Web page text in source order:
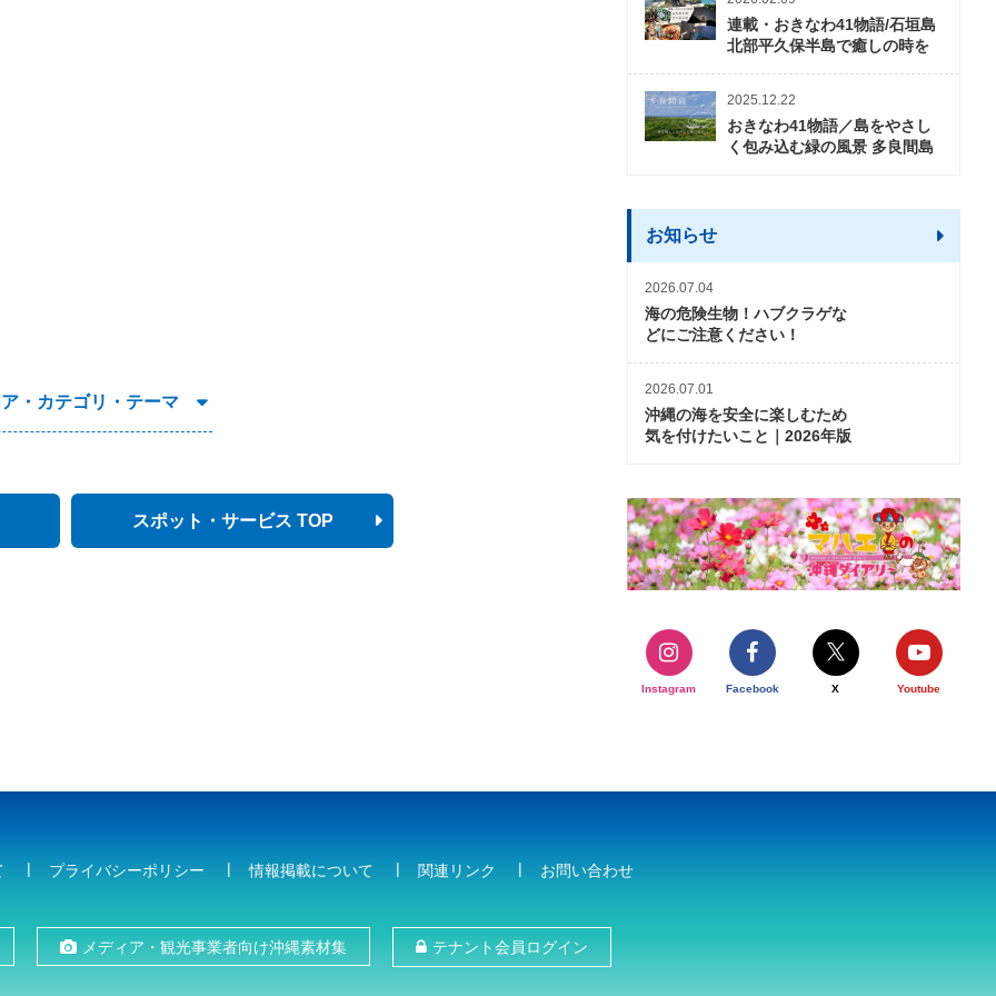
・カテゴリ・テーマ
スポット・サービス TOP
連載・おきなわ41物語/石垣島
北部平久保半島で癒しの時を
2025.12.22
おきなわ41物語／島をやさし
く包み込む緑の風景 多良間島
お知らせ
2026.07.04
海の危険生物！ハブクラゲな
どにご注意ください！
2026.07.01
沖縄の海を安全に楽しむため
気を付けたいこと｜2026年版
Instagram Facebook X Youtube
プライバシーポリシー 情報掲載について 関連リンク お問い合わせ
メディア・観光事業者向け沖縄素材集 テナント会員ログイン